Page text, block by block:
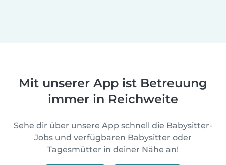
Mit unserer App ist Betreuung
immer in Reichweite
Sehe dir über unsere App schnell die Babysitter-
Jobs und verfügbaren Babysitter oder
Tagesmütter in deiner Nähe an!